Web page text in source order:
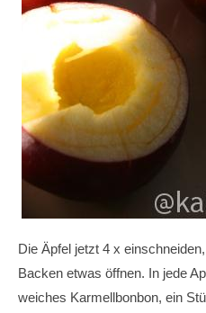
Die Äpfel jetzt 4 x
Backen etwas öffnen. In jede
weiches Karmellbonbon, ein